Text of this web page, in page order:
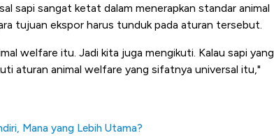
sapi sangat ketat dalam menerapkan standar animal
tujuan ekspor harus tunduk pada aturan tersebut.
welfare itu. Jadi kita juga mengikuti. Kalau sapi yang
aturan animal welfare yang sifatnya universal itu,"
Mana yang Lebih Utama?